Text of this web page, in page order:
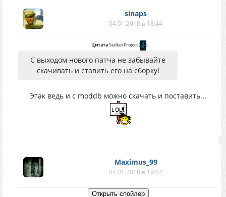
sinaps
04.01.2018 в 18:44
ЦитатаStalkerProject( )
C выходом нового патча не забывайте
скачивать и ставить его на сборку!
Этак ведь и с moddb можно скачать и поставить...
Maximus_99
04.01.2018 в 19:14